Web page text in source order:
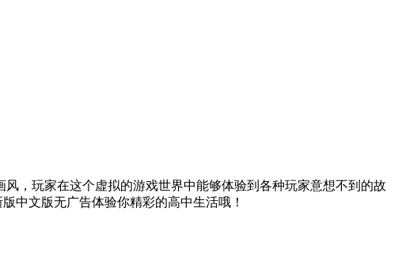
，玩家在这个虚拟的游戏世界中能够体验到各种玩家意想不到的故
中文版无广告体验你精彩的高中生活哦！